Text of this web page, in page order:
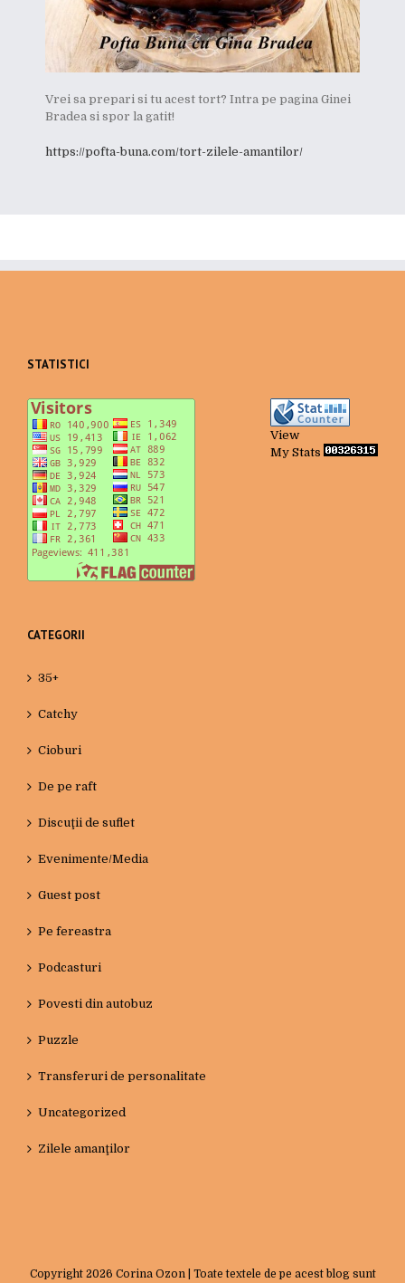
Vrei sa prepari si tu acest tort? Intra pe pagina Ginei
Bradea si spor la gatit!
https://pofta-buna.com/tort-zilele-amantilor/
STATISTICI
View
My Stats
CATEGORII
35+
Catchy
Cioburi
De pe raft
Discuţii de suflet
Evenimente/Media
Guest post
Pe fereastra
Podcasturi
Povesti din autobuz
Puzzle
Transferuri de personalitate
Uncategorized
Zilele amanţilor
Copyright 2026 Corina Ozon | Toate textele de pe acest blog sunt